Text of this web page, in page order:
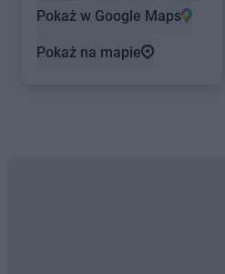
Pokaż w Google Maps
Pokaż na mapie